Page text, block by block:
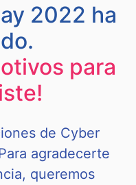
2022 ha
para
de Cyber
agradecerte
queremos